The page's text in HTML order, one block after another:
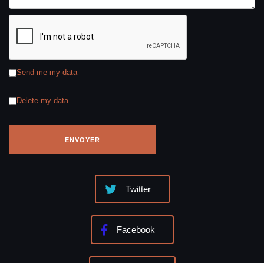
Send me my data
Delete my data
Twitter
Facebook